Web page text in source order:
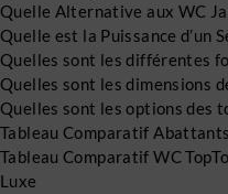
Quelle Alternative aux WC
Quelle est la Puissance d’un
Quelles sont les différentes
Quelles sont les dimensions
Quelles sont les options des
Tableau Comparatif
Tableau Comparatif WC
Luxe